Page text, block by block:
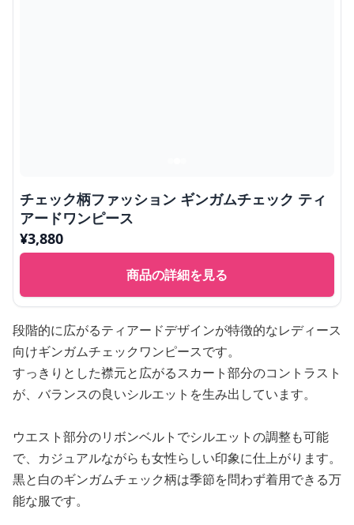
チェック柄ファッション ギンガムチェック ティ
アードワンピース
¥3,880
商品の詳細を見る
段階的に広がるティアードデザインが特徴的なレディース
向けギンガムチェックワンピースです。
すっきりとした襟元と広がるスカート部分のコントラスト
が、バランスの良いシルエットを生み出しています。
ウエスト部分のリボンベルトでシルエットの調整も可能
で、カジュアルながらも女性らしい印象に仕上がります。
黒と白のギンガムチェック柄は季節を問わず着用できる万
能な服です。